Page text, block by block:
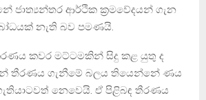
ජාත්‍යන්තර ආර්ථික ක්‍රමවේදයන් ගැන
නැති බව පමණයි.
කවර මට්ටමකින් සිදු කළ යුතු ද
තීරණය ගැනීමේ බලය තියෙන්නේ ණය
නෙවෙයි. ඒ පිළිබඳ තීරණය